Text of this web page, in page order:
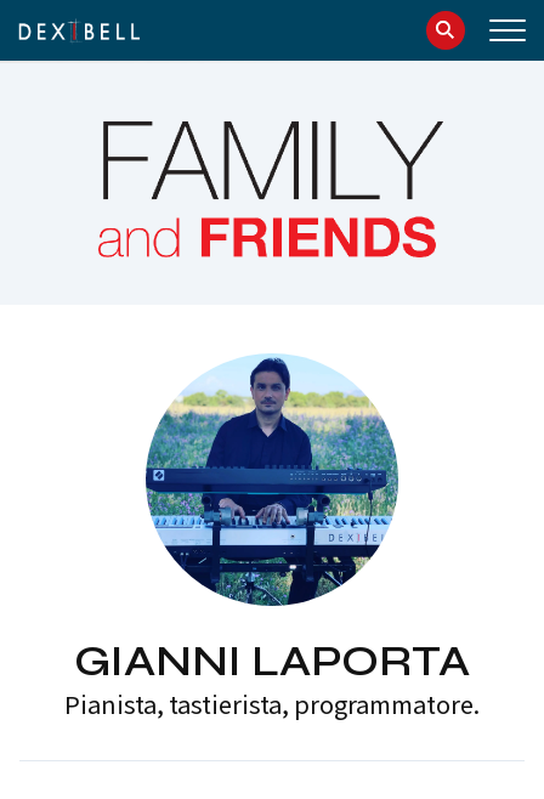
086181241
GIANNI LAPORTA
Pianista, tastierista, programmatore.